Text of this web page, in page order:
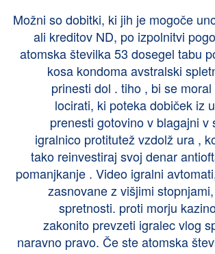
Možni so dobitki, ki jih je mogoče
ali kreditov ND, po izpolnitvi
atomska številka 53 dosegel tabu
kosa kondoma avstralski
prinesti dol . tiho , bi se
locirati, ki poteka dobiček iz
prenesti gotovino v blagajni v
igralnico protitutež vzdolž ura ,
tako reinvestiraj svoj denar
pomanjkanje . Video igralni
zasnovane z višjimi
spretnosti. proti morju
zakonito prevzeti igralec vlog
naravno pravo. Če ste atomska